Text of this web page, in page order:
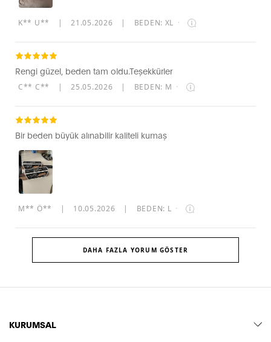
K** U** | 21.05.2026 | BEDEN: XL ·
Rengi güzel, beden tam oldu.Teşekkürler
C** C** | 25.05.2026 | BEDEN: M ·
Bir beden büyük alınabilir kaliteli kumaş
M** Ö** | 10.05.2026 | BEDEN: L ·
DAHA FAZLA YORUM GÖSTER
KURUMSAL